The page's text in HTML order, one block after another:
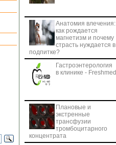
Анатомия влечения:
как рождается
магнетизм и почему
страсть нуждается в
подпитке?
Гастроэнтерология
в клинике - Freshmed
Плановые и
экстренные
трансфузии
тромбоцитарного
концентрата